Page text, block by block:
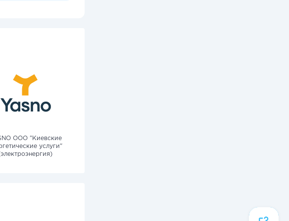
OOO "Киевские
услуги"